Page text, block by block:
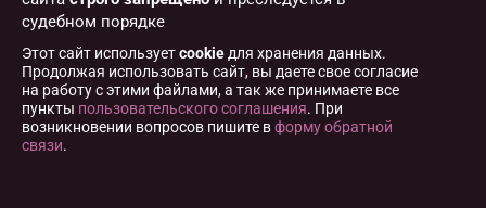
судебном порядке
Этот сайт используетcookieдля хранения данных.
Продолжая использовать сайт, вы даете свое согласие
на работу с этими файлами, а так же принимаете все
пункты пользовательского соглашения. При
возникновении вопросов пишите вформу обратной
связи.